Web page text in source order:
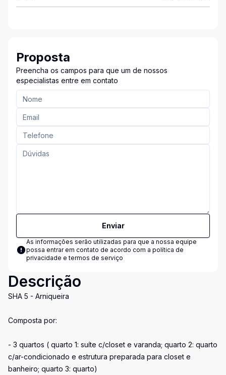
Proposta
Preencha os campos para que um de nossos
especialistas entre em contato
Enviar
As informações serão utilizadas para que a nossa equipe
possa entrar em contato de acordo com a política de
privacidade e termos de serviço
Descrição
SHA 5 - Arniqueira
Composta por:
- 3 quartos ( quarto 1: suíte c/closet e varanda; quarto 2: quarto
c/ar-condicionado e estrutura preparada para closet e
banheiro; quarto 3: quarto)